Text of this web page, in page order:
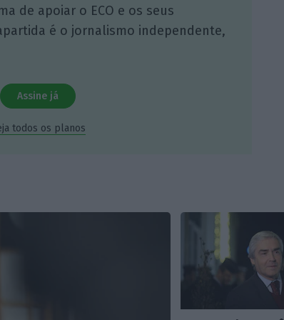
de apoiar o ECO e os seus
é o jornalismo independente,
Assine já
todos os planos